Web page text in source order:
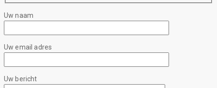
Uw naam
Uw email adres
Uw bericht